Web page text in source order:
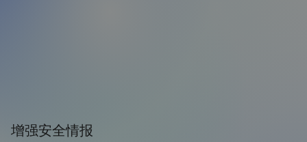
增强安全情报